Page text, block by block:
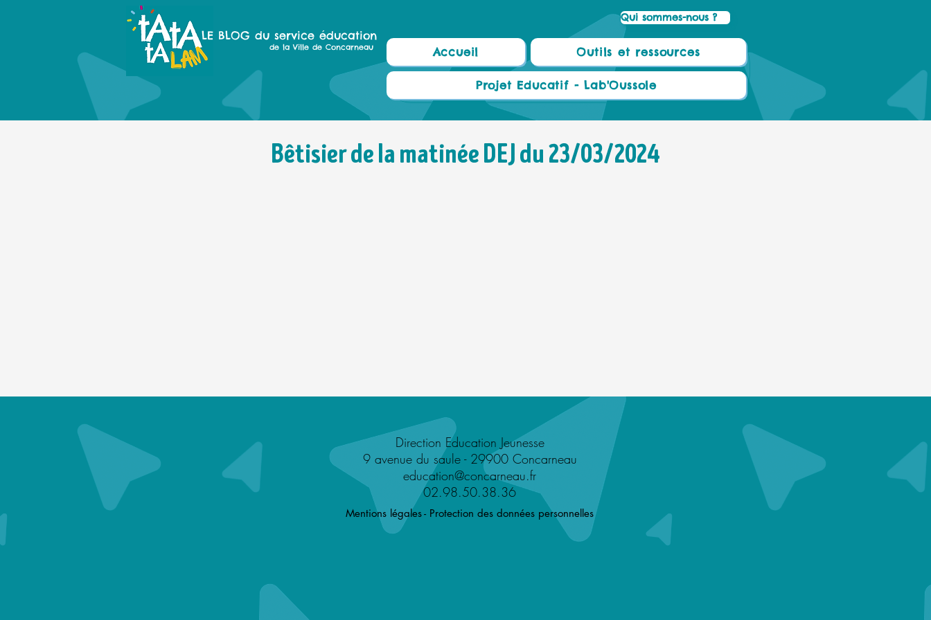
LE BLOG du service éducation
de la Ville de Concarneau
Qui sommes-nous ?
Accueil Outils et ressources
Projet Educatif - Lab'Oussole
Bêtisier de la matinée DEJ du 23/03/2024
Direction Education Jeunesse
9 avenue du saule -29900 Concarneau
education@concarneau.fr
02.98.50.38.36
Mentions légales- Protection des données personnelles